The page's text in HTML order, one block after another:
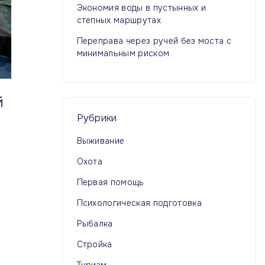
Экономия воды в пустынных и
степных маршрутах
Переправа через ручей без моста с
минимальным риском
Рубрики
Выживание
Охота
Первая помощь
Психологическая подготовка
Рыбалка
Стройка